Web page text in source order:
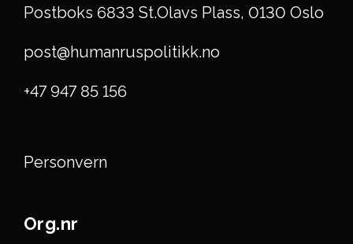
Postboks 6833 St.Olavs Plass, 0130 Oslo
post@humanruspolitikk.no
+47 947 85 156
Personvern
Org.nr